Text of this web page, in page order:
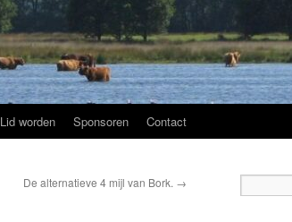
Lid worden Sponsoren Contact
De alternatieve 4 mijl van Bork. →